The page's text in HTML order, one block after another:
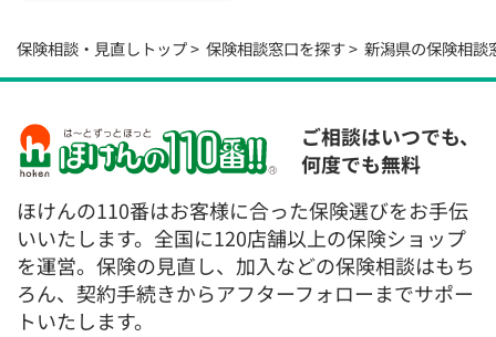
保険相談・見直しトップ 保険相談窓口を探す 新潟県の保険相談
ご相談はいつでも、
何度でも無料
ほけんの110番はお客様に合った保険選びをお手伝
いいたします。全国に120店舗以上の保険ショップ
を運営。保険の見直し、加入などの保険相談はもち
ろん、契約手続きからアフターフォローまでサポー
トいたします。